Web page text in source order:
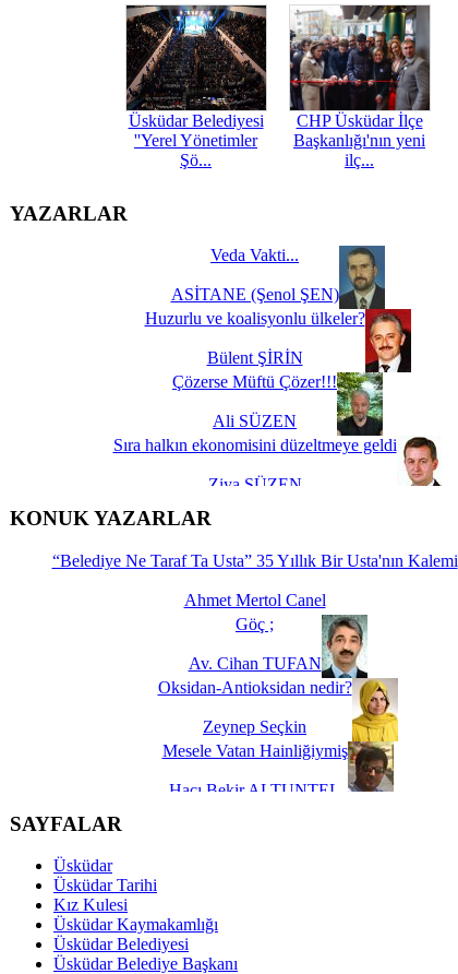
Üsküdar Belediyesi
''Yerel Yönetimler
Şö...
CHP Üsküdar İlçe
Başkanlığı'nın yeni
ilç...
YAZARLAR
Veda Vakti...
ASİTANE (Şenol ŞEN)
Huzurlu ve koalisyonlu ülkeler?
Bülent ŞİRİN
Çözerse Müftü Çözer!!!
Ali SÜZEN
Sıra halkın ekonomisini düzeltmeye geldi
Ziya SÜZEN
İşte Biz buyuz...
KONUK YAZARLAR
“Belediye Ne Taraf Ta Usta” 35 Yıllık Bir Usta'nın Kalemi
Ahmet Mertol Canel
Göç ;
Av. Cihan TUFAN
Oksidan-Antioksidan nedir?
Zeynep Seçkin
Mesele Vatan Hainliğiymiş
Hacı Bekir ALTUNTEL
Dünya Fani, Ama Kısa Bir Süre De Olsa Burdayız
Savaş ŞENEL
Hukukun Adaleti Kalmadı Üstadım!
SAYFALAR
Üsküdar
Üsküdar Tarihi
Kız Kulesi
Üsküdar Kaymakamlığı
Üsküdar Belediyesi
Üsküdar Belediye Başkanı